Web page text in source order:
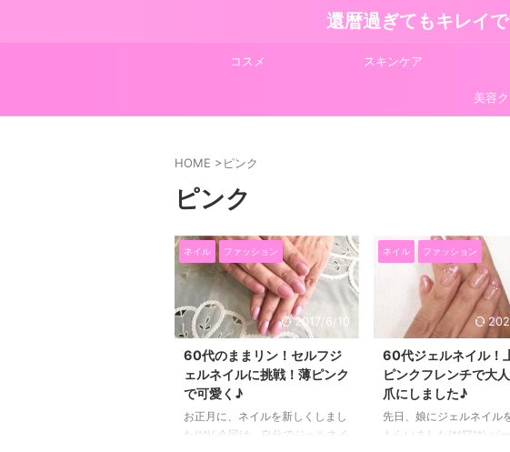
還暦過ぎてもキレイ
コスメ スキンケア
美容
HOME >ピンク
ピンク
ネイル ファッション
2017/6/10
60代のままリン！セルフジ
ェルネイルに挑戦！薄ピンク
で可愛く♪
お正月に、ネイルを新しくしまし
た(^^)/ 今回は、自分でジェルネイ
ネイル ファッション
60代ジェルネイル！
ピンクフレンチで大
爪にしました♪
先日、娘にジェルネイル
もらいました(*^▽^*) パー